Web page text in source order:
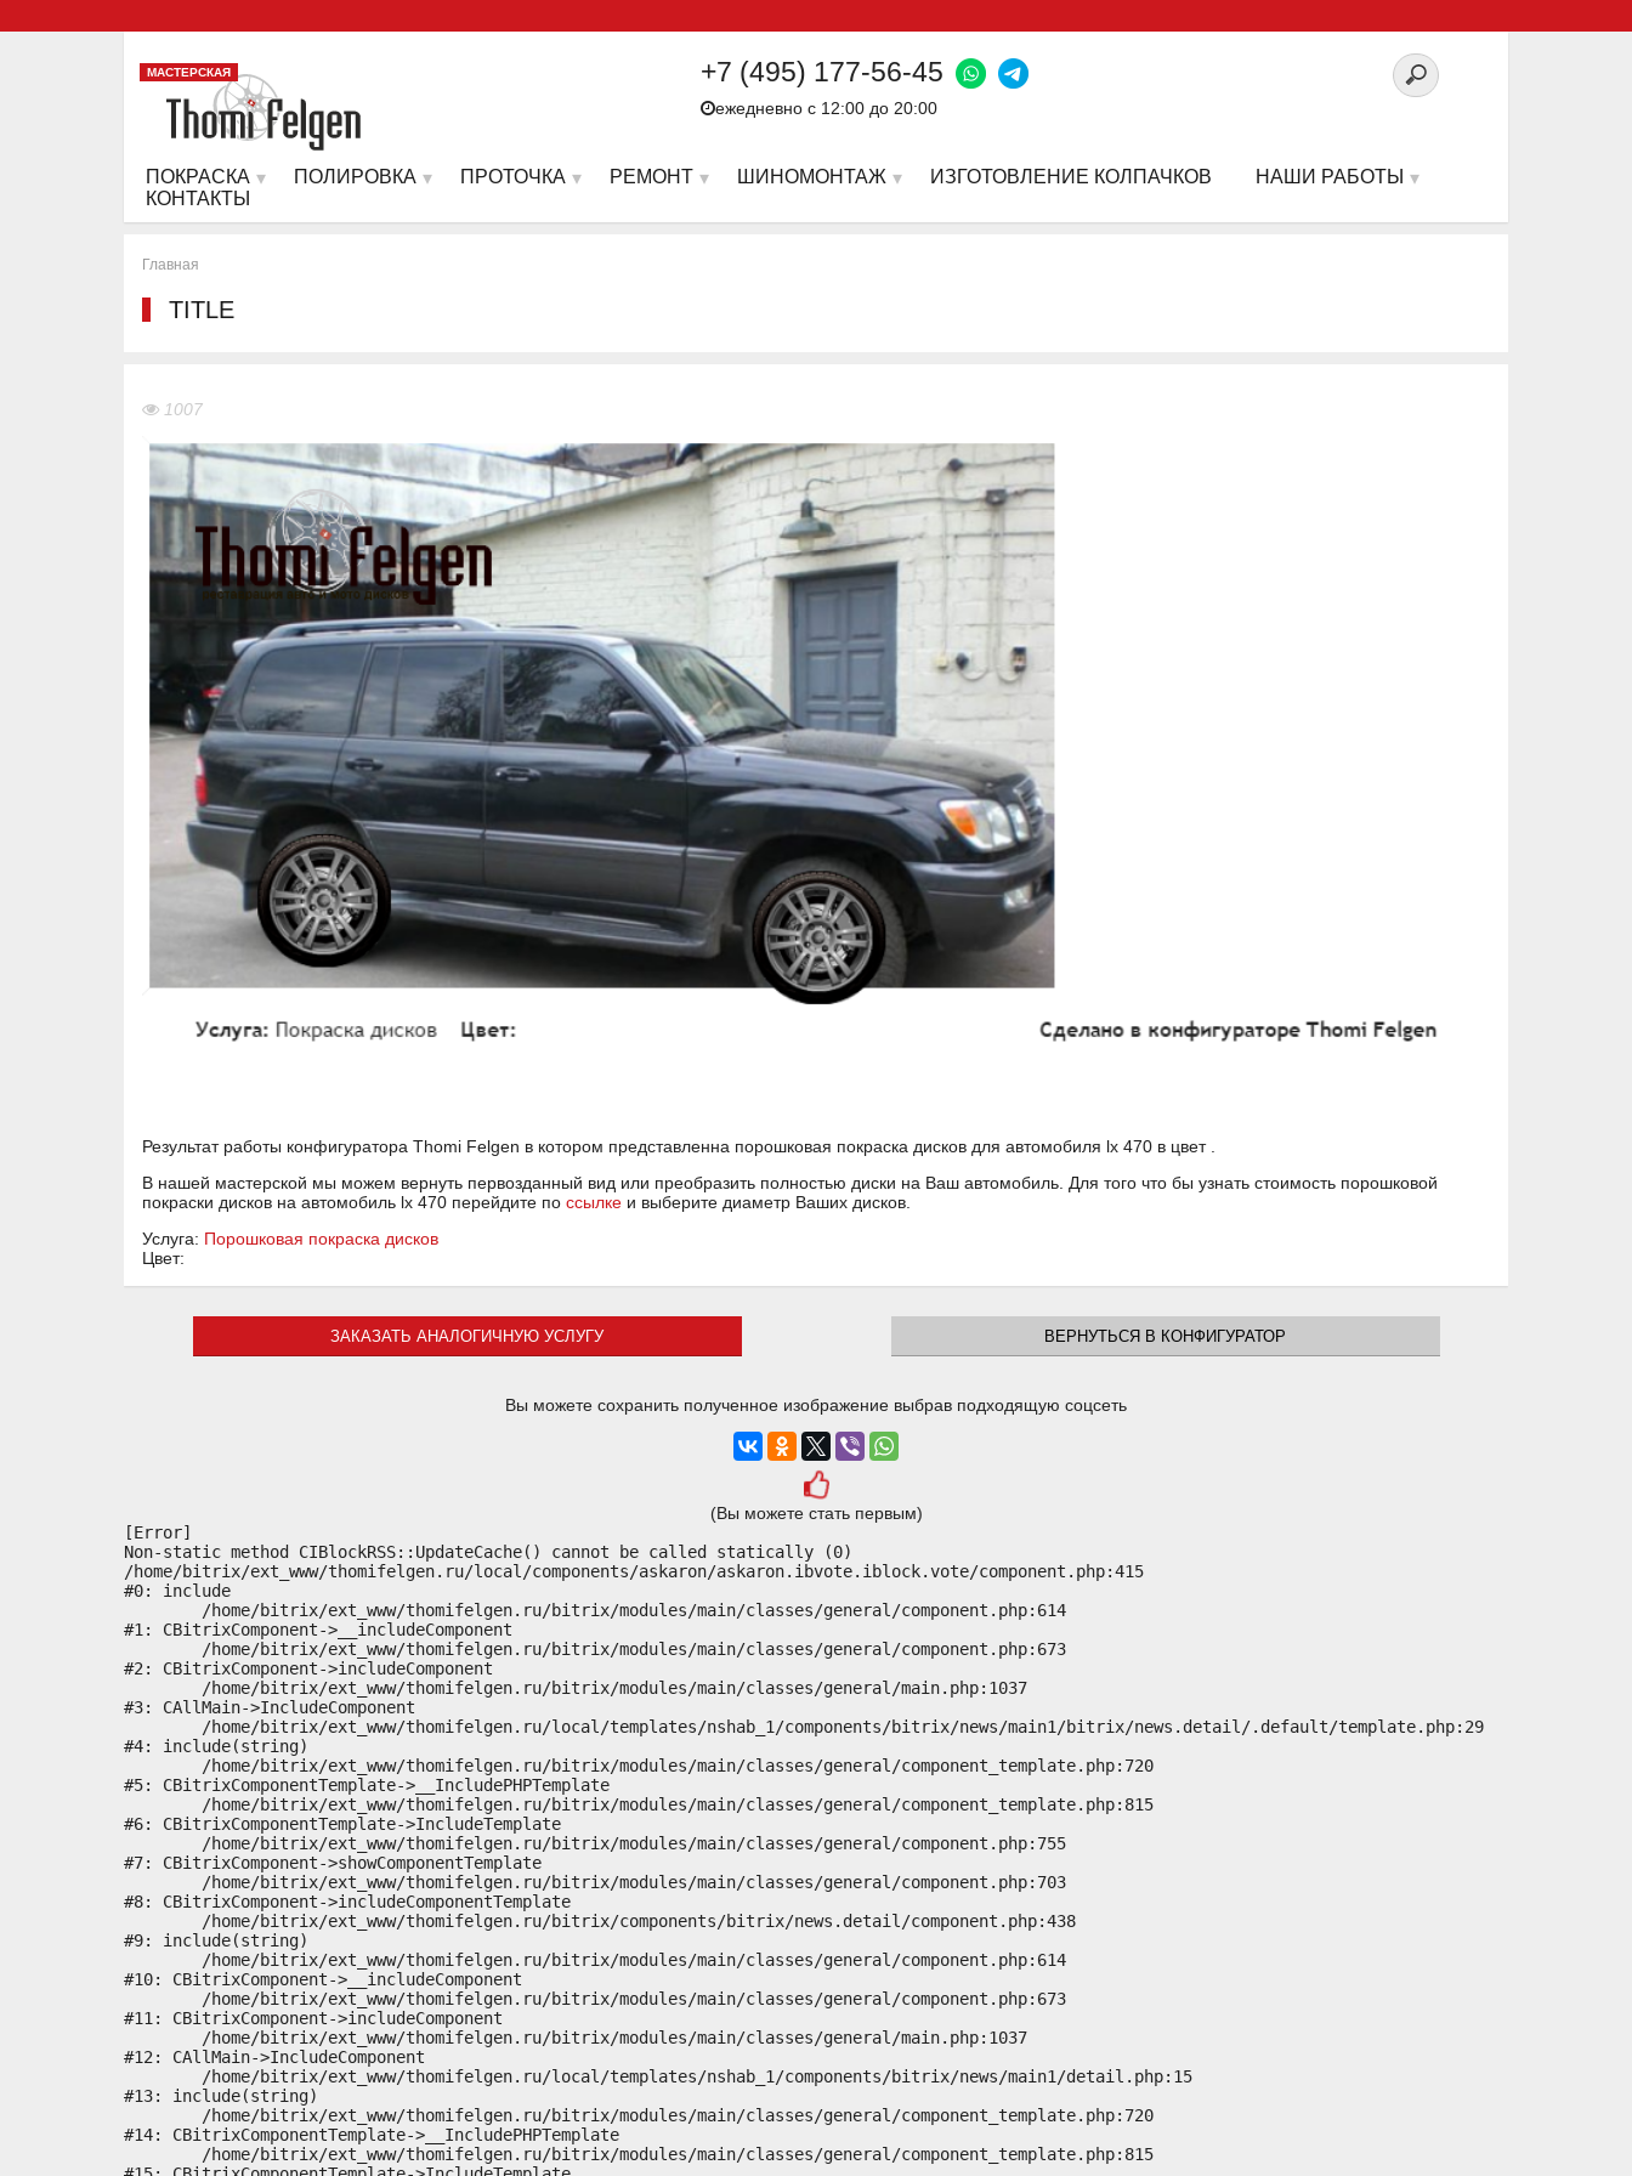
МАСТЕРСКАЯ +7 (495) 177-56-45
ежедневно с 12:00 до 20:00
ПОКРАСКА ПОЛИРОВКА ПРОТОЧКА РЕМОНТ ШИНОМОНТАЖ ИЗГОТОВЛЕНИЕ КОЛПАЧКОВ
НАШИ РАБОТЫ
КОНТАКТЫ
Главная
TITLE
1007
Результат работы конфигуратора Thomi Felgen в котором представленна порошковая покраска дисков для автомобиля lx 470 в цвет .
В нашей мастерской мы можем вернуть первозданный вид или преобразить полностью диски на Ваш автомобиль. Для того что бы узнать стоимость порошковой
покраски дисков на автомобиль lx 470 перейдите по ссылке и выберите диаметр Ваших дисков.
Услуга: Порошковая покраска дисков
Цвет:
ЗАКАЗАТЬ АНАЛОГИЧНУЮ УСЛУГУ ВЕРНУТЬСЯ В КОНФИГУРАТОР
Вы можете сохранить полученное изображение выбрав подходящую соцсеть
(Вы можете стать первым)
[Error]
Non-static method CIBlockRSS::UpdateCache() cannot be called statically (0)
/home/bitrix/ext_www/thomifelgen.ru/local/components/askaron/askaron.ibvote.iblock.vote/component.php:415
#0: include
#1: CBitrixComponent->__includeComponent
#2: CBitrixComponent->includeComponent
#3: CAllMain->IncludeComponent
#4: include(string)
#5: CBitrixComponentTemplate->__IncludePHPTemplate
#6: CBitrixComponentTemplate->IncludeTemplate
#7: CBitrixComponent->showComponentTemplate
#8: CBitrixComponent->includeComponentTemplate
#9: include(string)
#10: CBitrixComponent->__includeComponent
#11: CBitrixComponent->includeComponent
#12: CAllMain->IncludeComponent
#13: include(string)
#14: CBitrixComponentTemplate->__IncludePHPTemplate